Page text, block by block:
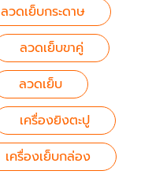
ลวดเย็บกระดาษ
ลวดเย็บขาคู่
ลวดเย็บ
เครื่องยิงตะปู
เครื่องเย็บกล่อง